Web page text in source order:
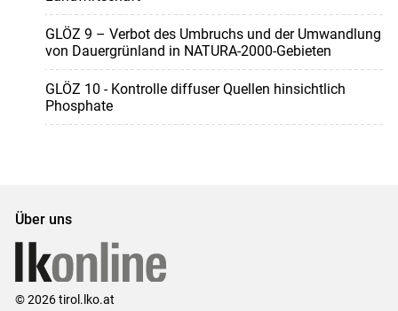
GLÖZ 9 – Verbot des Umbruchs und der Umwandlung
von Dauergrünland in NATURA-2000-Gebieten
GLÖZ 10 - Kontrolle diffuser Quellen hinsichtlich
Phosphate
Über uns
© 2026 tirol.lko.at